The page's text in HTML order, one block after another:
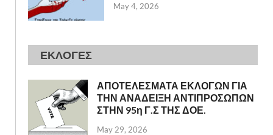
May 4, 2026
ΕΚΛΟΓΕΣ
ΑΠΟΤΕΛΕΣΜΑΤΑ ΕΚΛΟΓΩΝ ΓΙΑ
ΤΗΝ ΑΝΑΔΕΙΞΗ ΑΝΤΙΠΡΟΣΩΠΩΝ
ΣΤΗΝ 95η Γ.Σ ΤΗΣ ΔΟΕ.
May 29, 2026